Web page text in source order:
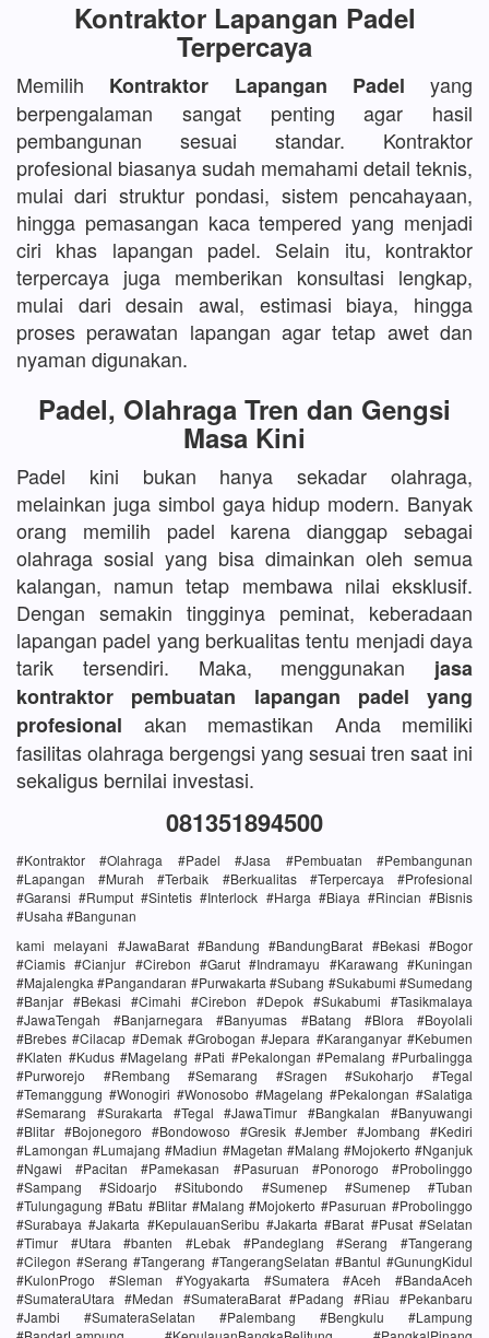
Kontraktor Lapangan Padel
Terpercaya
Memilih Kontraktor Lapangan Padel yang
berpengalaman sangat penting agar hasil
pembangunan sesuai standar. Kontraktor
profesional biasanya sudah memahami detail teknis,
mulai dari struktur pondasi, sistem pencahayaan,
hingga pemasangan kaca tempered yang menjadi
ciri khas lapangan padel. Selain itu, kontraktor
terpercaya juga memberikan konsultasi lengkap,
mulai dari desain awal, estimasi biaya, hingga
proses perawatan lapangan agar tetap awet dan
nyaman digunakan.
Padel, Olahraga Tren dan Gengsi
Masa Kini
Padel kini bukan hanya sekadar olahraga,
melainkan juga simbol gaya hidup modern. Banyak
orang memilih padel karena dianggap sebagai
olahraga sosial yang bisa dimainkan oleh semua
kalangan, namun tetap membawa nilai eksklusif.
Dengan semakin tingginya peminat, keberadaan
lapangan padel yang berkualitas tentu menjadi daya
tarik tersendiri. Maka, menggunakan jasa
kontraktor pembuatan lapangan padel yang
profesional akan memastikan Anda memiliki
fasilitas olahraga bergengsi yang sesuai tren saat ini
sekaligus bernilai investasi.
081351894500
#Kontraktor #Olahraga #Padel #Jasa #Pembuatan #Pembangunan
#Lapangan #Murah #Terbaik #Berkualitas #Terpercaya #Profesional
#Garansi #Rumput #Sintetis #Interlock #Harga #Biaya #Rincian #Bisnis
#Usaha #Bangunan
kami melayani #JawaBarat #Bandung #BandungBarat #Bekasi #Bogor
#Ciamis #Cianjur #Cirebon #Garut #Indramayu #Karawang #Kuningan
#Majalengka #Pangandaran #Purwakarta #Subang #Sukabumi #Sumedang
#Banjar #Bekasi #Cimahi #Cirebon #Depok #Sukabumi #Tasikmalaya
#JawaTengah #Banjarnegara #Banyumas #Batang #Blora #Boyolali
#Brebes #Cilacap #Demak #Grobogan #Jepara #Karanganyar #Kebumen
#Klaten #Kudus #Magelang #Pati #Pekalongan #Pemalang #Purbalingga
#Purworejo #Rembang #Semarang #Sragen #Sukoharjo #Tegal
#Temanggung #Wonogiri #Wonosobo #Magelang #Pekalongan #Salatiga
#Semarang #Surakarta #Tegal #JawaTimur #Bangkalan #Banyuwangi
#Blitar #Bojonegoro #Bondowoso #Gresik #Jember #Jombang #Kediri
#Lamongan #Lumajang #Madiun #Magetan #Malang #Mojokerto #Nganjuk
#Ngawi #Pacitan #Pamekasan #Pasuruan #Ponorogo #Probolinggo
#Sampang #Sidoarjo #Situbondo #Sumenep #Sumenep #Tuban
#Tulungagung #Batu #Blitar #Malang #Mojokerto #Pasuruan #Probolinggo
#Surabaya #Jakarta #KepulauanSeribu #Jakarta #Barat #Pusat #Selatan
#Timur #Utara #banten #Lebak #Pandeglang #Serang #Tangerang
#Cilegon #Serang #Tangerang #TangerangSelatan #Bantul #GunungKidul
#KulonProgo #Sleman #Yogyakarta #Sumatera #Aceh #BandaAceh
#SumateraUtara #Medan #SumateraBarat #Padang #Riau #Pekanbaru
#Jambi #SumateraSelatan #Palembang #Bengkulu #Lampung